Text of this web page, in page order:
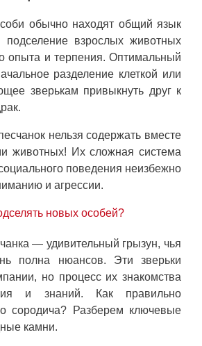
обычно находят общий язык
подселение взрослых животных
опыта и терпения. Оптимальный
разделение клеткой или
зверькам привыкнуть друг к
нельзя содержать вместе
животных! Их сложная система
поведения неизбежно
и агрессии.
новых особей?
— удивительный грызун, чья
полна нюансов. Эти зверьки
но процесс их знакомства
и знаний. Как правильно
сородича? Разберем ключевые
камни.